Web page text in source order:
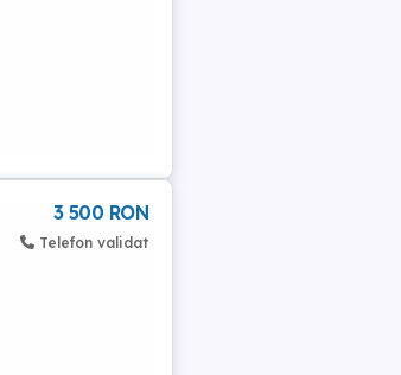
3 500 RON
Telefon validat